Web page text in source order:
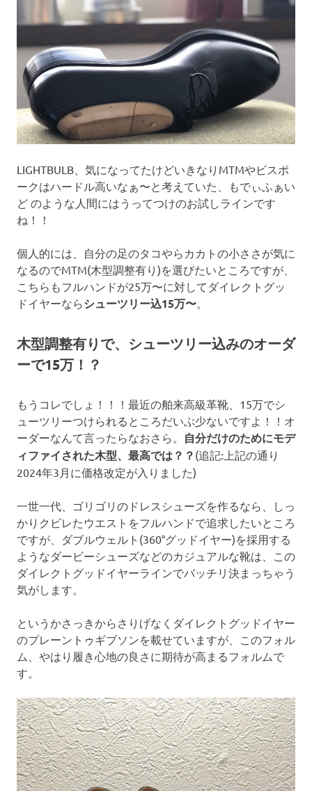
LIGHTBULB、気になってたけどいきなりMTMやビスポ
ークはハードル高いなぁ〜と考えていた、もでぃふぁい
ど のような人間にはうってつけのお試しラインです
ね！！
個人的には、自分の足のタコやらカカトの小ささが気に
なるのでMTM(木型調整有り)を選びたいところですが、
こちらもフルハンドが25万〜に対してダイレクトグッ
ドイヤーならシューツリー込15万〜
木型調整有りで、シューツリー込みのオーダ
ーで15万！？
もうコレでしょ！！！最近の舶来高級革靴、15万でシ
ューツリーつけられるところだいぶ少ないですよ！！オ
ーダーなんて言ったらなおさら。 自分だけのためにモデ
ィファイされた木型、最高では？？ (追記:上記の通り
2024年3月に価格改定が入りました)
一世一代、ゴリゴリのドレスシューズを作るなら、しっ
かりクビレたウエストをフルハンドで追求したいところ
ですが、ダブルウェルト(360°グッドイヤー)を採用する
ようなダービーシューズなどのカジュアルな靴は、この
ダイレクトグッドイヤーラインでバッチリ決まっちゃう
気がします。
というかさっきからさりげなくダイレクトグッドイヤー
のプレーントゥギブソンを載せていますが、このフォル
ム、やはり履き心地の良さに期待が高まるフォルムで
す。